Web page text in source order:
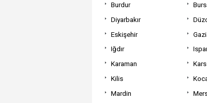
Burdur
Diyarbakır
Eskişehir
Iğdır
Karaman
Kars
Kilis
Mardin